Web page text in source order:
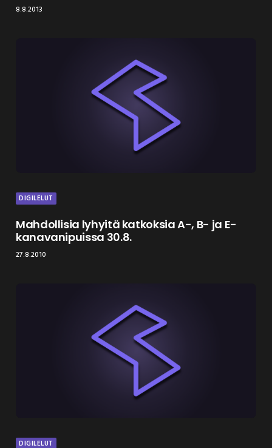
8.8.2013
DIGILELUT
Mahdollisia lyhyitä katkoksia A-, B- ja E-
kanavanipuissa 30.8.
27.8.2010
DIGILELUT